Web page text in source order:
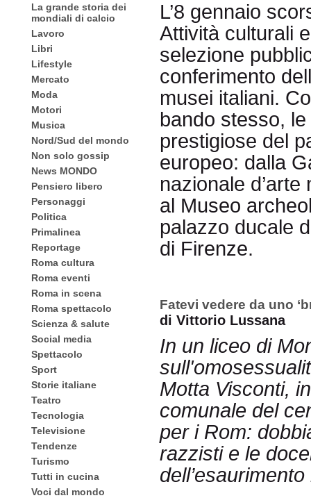
La grande storia dei
mondiali di calcio
Lavoro
Libri
Lifestyle
Mercato
Moda
Motori
Musica
Nord/Sud del mondo
Non solo gossip
News MONDO
Pensiero libero
Personaggi
Politica
Primalinea
Reportage
Roma cultura
Roma eventi
Roma in scena
Roma spettacolo
Scienza & salute
Social media
Spettacolo
Sport
Storie italiane
Teatro
Tecnologia
Televisione
Tendenze
Turismo
Tutti in cucina
Voci dal mondo
L’8 gennaio
Attività culturali
selezione
conferimento
musei italiani.
bando stesso,
prestigiose del
europeo: dalla
nazionale
al Museo
palazzo ducale
di Firenze.
Fatevi vedere da uno
di Vittorio Lussana
In un liceo di
Motta Visconti,
comunale del
per i Rom:
razzisti e le